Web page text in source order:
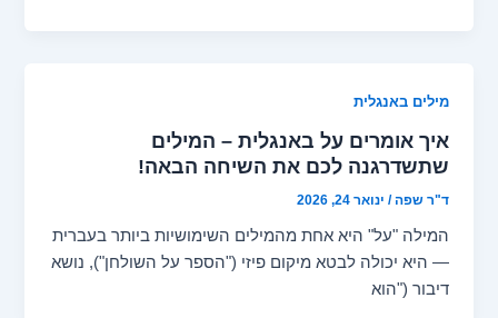
מילים באנגלית
איך אומרים על באנגלית – המילים
שתשדרגנה לכם את השיחה הבאה!
ד"ר שפה/ ינואר 24, 2026
המילה "על" היא אחת מהמילים השימושיות ביותר בעברית
— היא יכולה לבטא מיקום פיזי ("הספר על השולחן"), נושא
דיבור ("הוא